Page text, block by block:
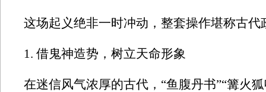
这场起义绝非一时冲动，整套操作堪称古代
1. 借鬼神造势，树立天命形象
在迷信风气浓厚的古代，“鱼腹丹书”“篝火狐